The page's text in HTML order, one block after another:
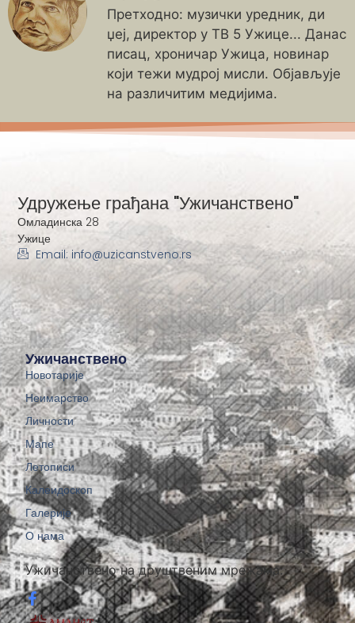
Претходно: музички уредник, ди
џеј, директор у ТВ 5 Ужице... Данас
писац, хроничар Ужица, новинар
који тежи мудрој мисли. Објављује
на различитим медијима.
Ужичанствено на друштвеним мрежама:
Ужичанствено
Новотарије
Неимарство
Личности
Мапе
Летописи
Калеидоскоп
Галерије
О нама
Удружење грађана "Ужичанствено"
Омладинска 28
Ужице
Email: info@uzicanstveno.rs